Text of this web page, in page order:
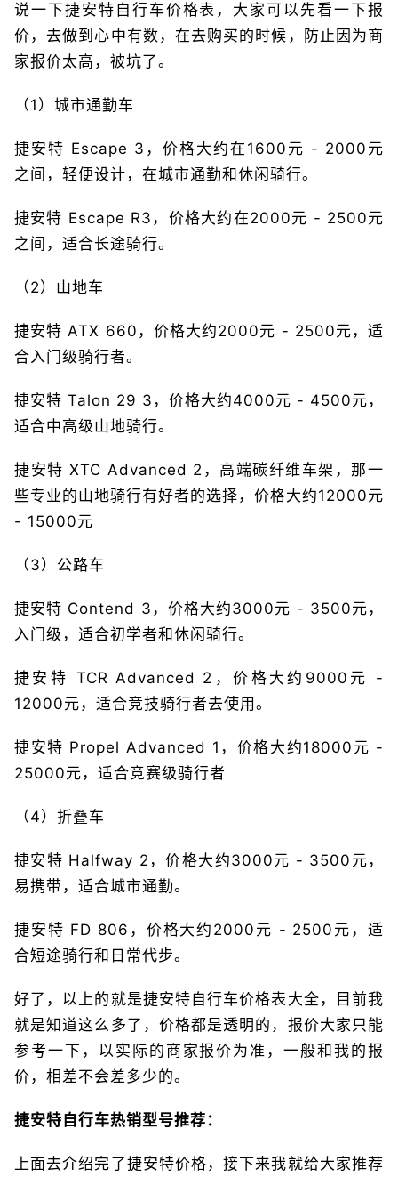
说一下捷安特自行车价格表，大家可以先看一下报
价，去做到心中有数，在去购买的时候，防止因为商
家报价太高，被坑了。
（1）城市通勤车
捷安特 Escape 3，价格大约在1600元 - 2000元
之间，轻便设计，在城市通勤和休闲骑行。
捷安特 Escape R3，价格大约在2000元 - 2500元
之间，适合长途骑行。
（2）山地车
捷安特 ATX 660，价格大约2000元 - 2500元，适
合入门级骑行者。
捷安特 Talon 29 3，价格大约4000元 - 4500元，
适合中高级山地骑行。
捷安特 XTC Advanced 2，高端碳纤维车架，那一
些专业的山地骑行有好者的选择，价格大约12000元
- 15000元
（3）公路车
捷安特 Contend 3，价格大约3000元 - 3500元，
入门级，适合初学者和休闲骑行。
捷安特 TCR Advanced 2，价格大约9000元 -
12000元，适合竞技骑行者去使用。
捷安特 Propel Advanced 1，价格大约18000元 -
25000元，适合竞赛级骑行者
（4）折叠车
捷安特 Halfway 2，价格大约3000元 - 3500元，
易携带，适合城市通勤。
捷安特 FD 806，价格大约2000元 - 2500元，适
合短途骑行和日常代步。
好了，以上的就是捷安特自行车价格表大全，目前我
就是知道这么多了，价格都是透明的，报价大家只能
参考一下，以实际的商家报价为准，一般和我的报
价，相差不会差多少的。
捷安特自行车热销型号推荐：
上面去介绍完了捷安特价格，接下来我就给大家推荐